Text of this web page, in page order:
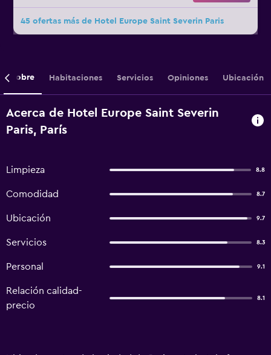
45 ofertas más de Hotel Europe Saint Severin Paris
Sobre Habitaciones Servicios Opiniones Ubicación
Acerca de Hotel Europe Saint Severin
Paris, París
Limpieza 8.8
Comodidad 8.7
Ubicación 9.7
Servicios 8.3
Personal 9.1
Relación calidad-
precio
8.1